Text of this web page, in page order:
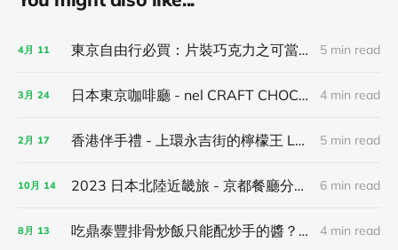
4月 11 東京自由行必買：片裝巧克力之可當伴手禮，亦可獨享！ 5 min read
3月 24 日本東京咖啡廳 - nel CRAFT CHOCOLATE TOKYO 巧克力甜點＆伴手禮分享！ 4 min read
2月 17 香港伴手禮 - 上環永吉街的檸檬王 Lemon King！ 5 min read
10月 14 2023 日本北陸近畿旅 - 京都餐廳分享篇 6 min read
8月 13 吃鼎泰豐排骨炒飯只能配炒手的醬？百風鮮味煮手工辣椒醬開箱心得！ 4 min read